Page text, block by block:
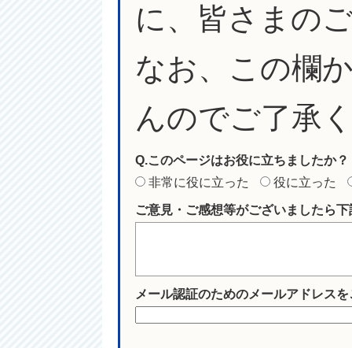
に、皆さまの
なお、この欄
んのでご了承
Q.このページはお役に立ちましたか？
非常に役に立った
役に立った
ご意見・ご感想等がございましたら
メール認証のためのメールアドレス